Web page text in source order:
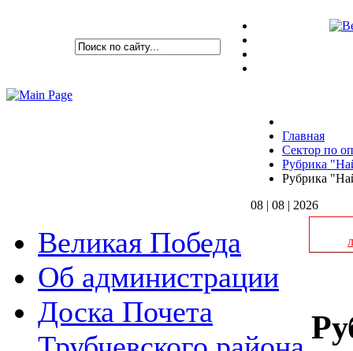
Главная
Сектор по
Рубрика
Рубрика
08 | 08 | 2026
Великая Победа
Об администрации
Доска Почета